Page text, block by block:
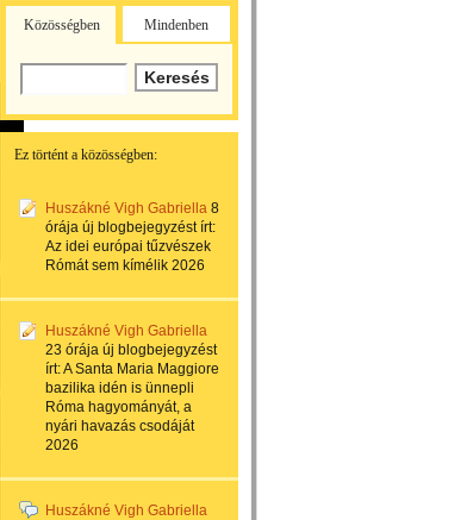
Közösségben Mindenben
Ez történt a közösségben:
Huszákné Vigh Gabriella 8
órája új blogbejegyzést írt:
Az idei európai tűzvészek
Rómát sem kímélik 2026
Huszákné Vigh Gabriella
23 órája új blogbejegyzést
írt:A Santa Maria Maggiore
bazilika idén is ünnepli
Róma hagyományát, a
nyári havazás csodáját
2026
Huszákné Vigh Gabriella